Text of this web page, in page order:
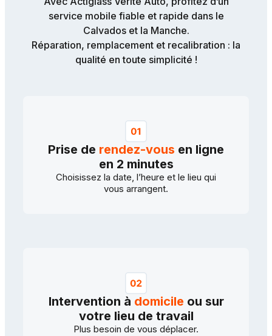
service mobile fiable et rapide dans le
Calvados et la Manche.
Réparation, remplacement et recalibration : la
qualité en toute simplicité !
Prise de rendez-vous en ligne
en 2 minutes
Choisissez la date, l’heure et le lieu qui
vous arrangent.
Intervention à domicile ou sur
votre lieu de travail
Plus besoin de vous déplacer.